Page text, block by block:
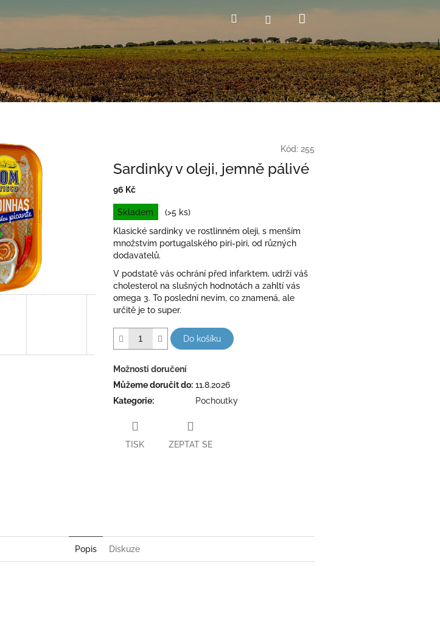
HledatPřihlášení
košík
Kód: 255
Sardinky v oleji, jemně pálivé
96 Kč
Měrná
cena:
Skladem
(>5 ks)
Klasické sardinky ve rostlinném oleji, s menším
množstvím portugalského piri-piri, od různých
dodavatelů.
V podstatě vás ochrání před infarktem, udrží váš
cholesterol na slušných hodnotách a zahltí vás
omega 3. To poslední nevím, co znamená, ale
určitě je to super.
Do košíku
Možnosti doručení
Můžeme doručit do: 11.8.2026
Kategorie: Pochoutky
TISK ZEPTAT SE
Popis Diskuze